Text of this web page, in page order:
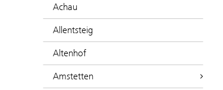
Achau
Allentsteig
Altenhof
Amstetten